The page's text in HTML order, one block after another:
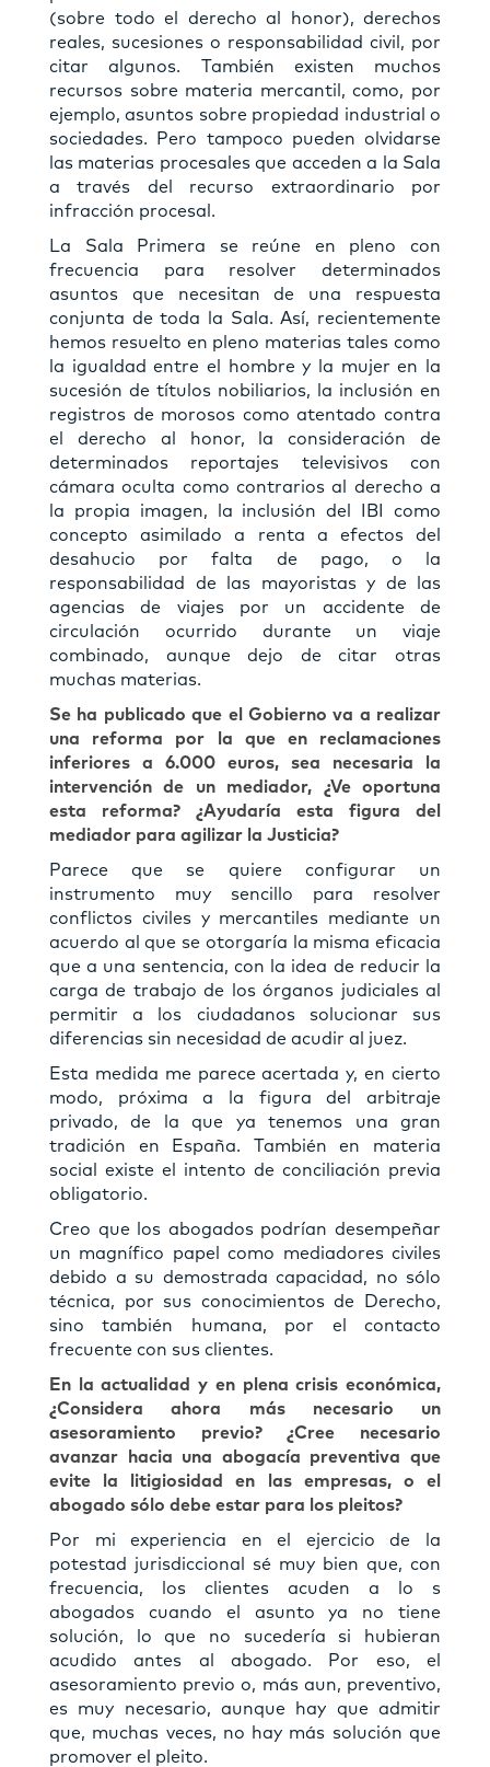
(sobre todo el derecho al honor), derechos
reales, sucesiones o responsabilidad civil, por
citar algunos. También existen muchos
recursos sobre materia mercantil, como, por
ejemplo, asuntos sobre propiedad industrial o
sociedades. Pero tampoco pueden olvidarse
las materias procesales que acceden a la Sala
a través del recurso extraordinario por
infracción procesal.
La Sala Primera se reúne en pleno con
frecuencia para resolver determinados
asuntos que necesitan de una respuesta
conjunta de toda la Sala. Así, recientemente
hemos resuelto en pleno materias tales como
la igualdad entre el hombre y la mujer en la
sucesión de títulos nobiliarios, la inclusión en
registros de morosos como atentado contra
el derecho al honor, la consideración de
determinados reportajes televisivos con
cámara oculta como contrarios al derecho a
la propia imagen, la inclusión del IBI como
concepto asimilado a renta a efectos del
desahucio por falta de pago, o la
responsabilidad de las mayoristas y de las
agencias de viajes por un accidente de
circulación ocurrido durante un viaje
combinado, aunque dejo de citar otras
muchas materias.
Se ha publicado que el Gobierno va a realizar
una reforma por la que en reclamaciones
inferiores a 6.000 euros, sea necesaria la
intervención de un mediador, ¿Ve oportuna
esta reforma? ¿Ayudaría esta ﬁgura del
mediador para agilizar la Justicia?
Parece que se quiere conﬁgurar un
instrumento muy sencillo para resolver
conﬂictos civiles y mercantiles mediante un
acuerdo al que se otorgaría la misma eﬁcacia
que a una sentencia, con la idea de reducir la
carga de trabajo de los órganos judiciales al
permitir a los ciudadanos solucionar sus
diferencias sin necesidad de acudir al juez.
Esta medida me parece acertada y, en cierto
modo, próxima a la ﬁgura del arbitraje
privado, de la que ya tenemos una gran
tradición en España. También en materia
social existe el intento de conciliación previa
obligatorio.
Creo que los abogados podrían desempeñar
un magníﬁco papel como mediadores civiles
debido a su demostrada capacidad, no sólo
técnica, por sus conocimientos de Derecho,
sino también humana, por el contacto
frecuente con sus clientes.
En la actualidad y en plena crisis económica,
¿Considera ahora más necesario un
asesoramiento previo? ¿Cree necesario
avanzar hacia una abogacía preventiva que
evite la litigiosidad en las empresas, o el
abogado sólo debe estar para los pleitos?
Por mi experiencia en el ejercicio de la
potestad jurisdiccional sé muy bien que, con
frecuencia, los clientes acuden a lo s
abogados cuando el asunto ya no tiene
solución, lo que no sucedería si hubieran
acudido antes al abogado. Por eso, el
asesoramiento previo o, más aun, preventivo,
es muy necesario, aunque hay que admitir
que, muchas veces, no hay más solución que
promover el pleito.